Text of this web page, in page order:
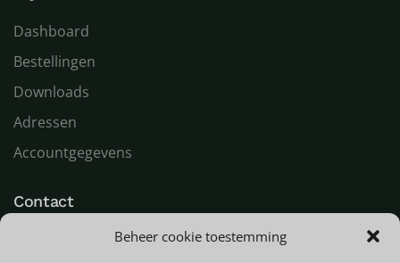
Beheer cookie toestemming
Dashboard
Bestellingen
Downloads
Adressen
Accountgegevens
Contact